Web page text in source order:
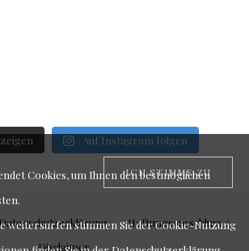
Auf Instagram folgen
Haftungsausschluss /
Disclaimer
ICH STIMME ZU
Cookies, um Ihnen den bestmöglichen
weitersurfen stimmen Sie der Cookie-Nutzung